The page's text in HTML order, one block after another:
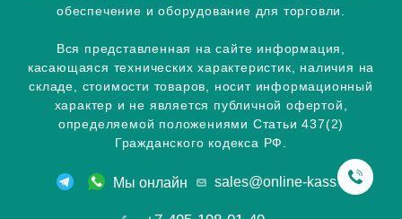
обеспечение и оборудование для торговли.
Вся представленная на сайте информация,
касающаяся технических характеристик, наличия на
складе, стоимости товаров, носит информационный
характер и не является публичной офертой,
определяемой положениями Статьи 437(2)
Гражданского кодекса РФ.
Мы онлайн sales@online-kassa.info